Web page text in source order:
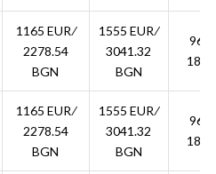
1165 EUR ∕
2278.54
BGN
1555 EUR ∕
3041.32
BGN
1165 EUR ∕
2278.54
BGN
1555 EUR ∕
3041.32
BGN